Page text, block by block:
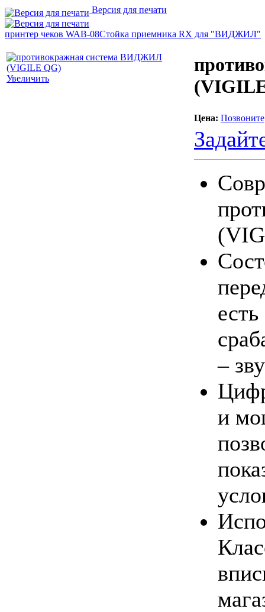
Версия для печати
принтер чеков WAB-08Стойка приемника RX для "ВИДЖИЛ"
Увеличить
Цена:
–
и